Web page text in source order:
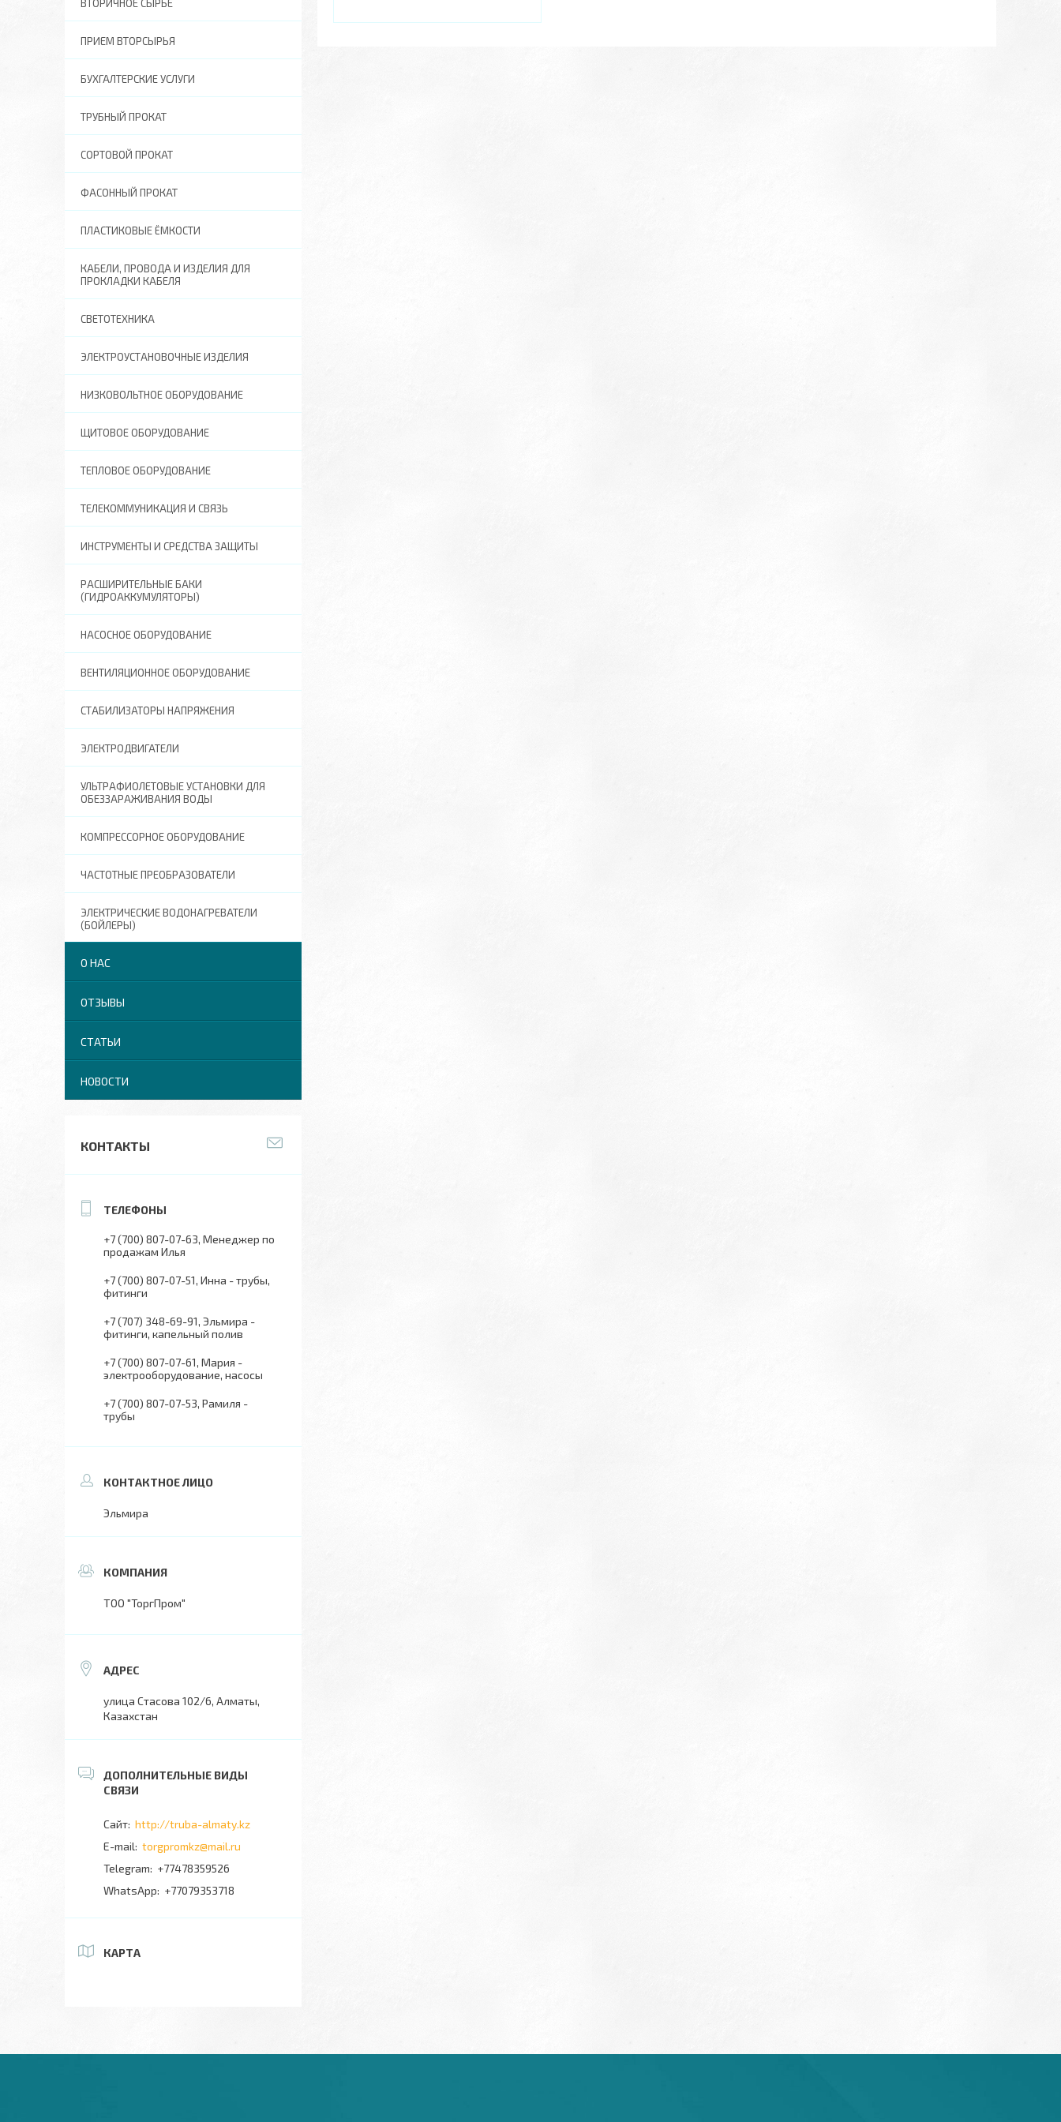
ВТОРИЧНОЕ СЫРЬЕ
ПРИЕМ ВТОРСЫРЬЯ
БУХГАЛТЕРСКИЕ УСЛУГИ
ТРУБНЫЙ ПРОКАТ
СОРТОВОЙ ПРОКАТ
ФАСОННЫЙ ПРОКАТ
ПЛАСТИКОВЫЕ ЁМКОСТИ
КАБЕЛИ, ПРОВОДА И ИЗДЕЛИЯ ДЛЯ
ПРОКЛАДКИ КАБЕЛЯ
СВЕТОТЕХНИКА
ЭЛЕКТРОУСТАНОВОЧНЫЕ ИЗДЕЛИЯ
НИЗКОВОЛЬТНОЕ ОБОРУДОВАНИЕ
ЩИТОВОЕ ОБОРУДОВАНИЕ
ТЕПЛОВОЕ ОБОРУДОВАНИЕ
ТЕЛЕКОММУНИКАЦИЯ И СВЯЗЬ
ИНСТРУМЕНТЫ И СРЕДСТВА ЗАЩИТЫ
РАСШИРИТЕЛЬНЫЕ БАКИ
(ГИДРОАККУМУЛЯТОРЫ)
НАСОСНОЕ ОБОРУДОВАНИЕ
ВЕНТИЛЯЦИОННОЕ ОБОРУДОВАНИЕ
СТАБИЛИЗАТОРЫ НАПРЯЖЕНИЯ
ЭЛЕКТРОДВИГАТЕЛИ
УЛЬТРАФИОЛЕТОВЫЕ УСТАНОВКИ ДЛЯ
ОБЕЗЗАРАЖИВАНИЯ ВОДЫ
КОМПРЕССОРНОЕ ОБОРУДОВАНИЕ
ЧАСТОТНЫЕ ПРЕОБРАЗОВАТЕЛИ
ЭЛЕКТРИЧЕСКИЕ ВОДОНАГРЕВАТЕЛИ
(БОЙЛЕРЫ)
О НАС
ОТЗЫВЫ
СТАТЬИ
НОВОСТИ
КОНТАКТЫ
+7 (700) 807-07-63 Менеджер по
продажам Илья
+7 (700) 807-07-51 Инна - трубы,
фитинги
+7 (707) 348-69-91 Эльмира -
фитинги, капельный полив
+7 (700) 807-07-61 Мария -
электрооборудование, насосы
+7 (700) 807-07-53 Рамиля -
трубы
Эльмира
ТОО "ТоргПром"
улица Стасова 102/6, Алматы,
Казахстан
http://truba-almaty.kz
torgpromkz@mail.ru
+77478359526
+77079353718
КАРТА